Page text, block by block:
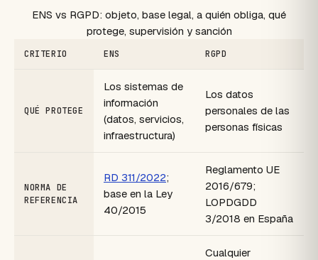
ENS vs RGPD: objeto, base legal, a quién obliga, qué
protege, supervisión y sanción
CRITERIO ENS RGPD
QUÉ PROTEGE
Los sistemas de
información
(datos, servicios,
infraestructura)
Los datos
personales de las
personas físicas
NORMA DE
REFERENCIA
RD 311/2022;
base en la Ley
40/2015
Reglamento UE
2016/679;
LOPDGDD
3/2018 en España
Cualquier